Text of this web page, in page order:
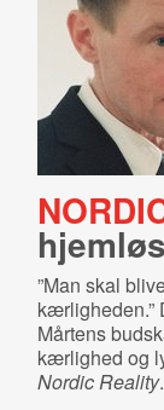
”Man skal
kærligheden.”
Mårtens
kærlighed og
Nordic Reality.